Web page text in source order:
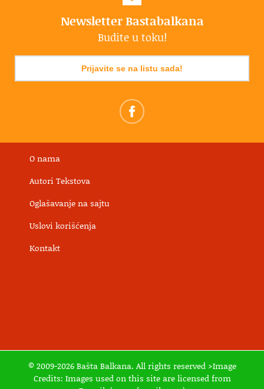
Newsletter Bastabalkana
Budite u toku!
Prijavite se na listu sada!
O nama
Autori Tekstova
Oglašavanje na sajtu
Uslovi korišćenja
Kontakt
© 2009-2026 Bašta Balkana. All rights reserved >Image
Credits: Images used on this site are licensed from